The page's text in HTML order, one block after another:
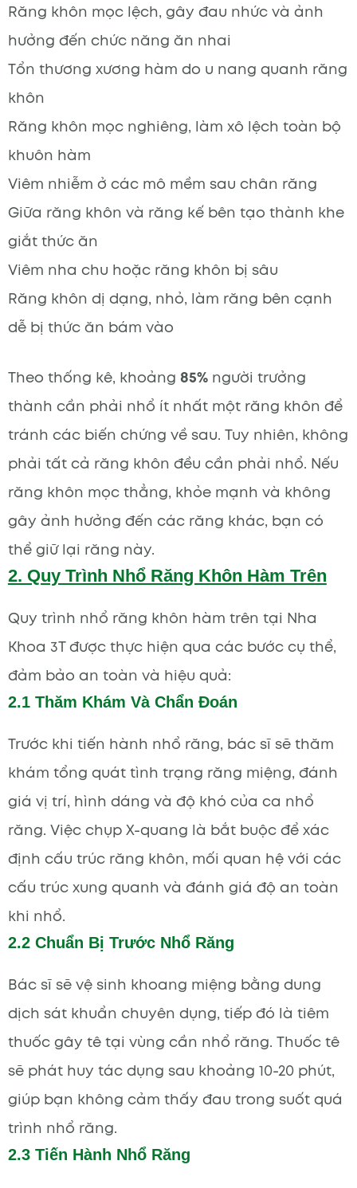
Răng khôn mọc lệch, gây đau nhức và ảnh
hưởng đến chức năng ăn nhai
Tổn thương xương hàm do u nang quanh răng
khôn
Răng khôn mọc nghiêng, làm xô lệch toàn bộ
khuôn hàm
Viêm nhiễm ở các mô mềm sau chân răng
Giữa răng khôn và răng kế bên tạo thành khe
giắt thức ăn
Viêm nha chu hoặc răng khôn bị sâu
Răng khôn dị dạng, nhỏ, làm răng bên cạnh
dễ bị thức ăn bám vào
Theo thống kê, khoảng 85%người trưởng
thành cần phải nhổ ít nhất một răng khôn để
tránh các biến chứng về sau. Tuy nhiên, không
phải tất cả răng khôn đều cần phải nhổ. Nếu
răng khôn mọc thẳng, khỏe mạnh và không
gây ảnh hưởng đến các răng khác, bạn có
thể giữ lại răng này.
2. Quy Trình Nhổ Răng Khôn Hàm Trên
Quy trình nhổ răng khôn hàm trên tại Nha
Khoa 3T được thực hiện qua các bước cụ thể,
đảm bảo an toàn và hiệu quả:
2.1 Thăm Khám Và Chẩn Đoán
Trước khi tiến hành nhổ răng, bác sĩ sẽ thăm
khám tổng quát tình trạng răng miệng, đánh
giá vị trí, hình dáng và độ khó của ca nhổ
răng. Việc chụp X-quang là bắt buộc để xác
định cấu trúc răng khôn, mối quan hệ với các
cấu trúc xung quanh và đánh giá độ an toàn
khi nhổ.
2.2 Chuẩn Bị Trước Nhổ Răng
Bác sĩ sẽ vệ sinh khoang miệng bằng dung
dịch sát khuẩn chuyên dụng, tiếp đó là tiêm
thuốc gây tê tại vùng cần nhổ răng. Thuốc tê
sẽ phát huy tác dụng sau khoảng 10-20 phút,
giúp bạn không cảm thấy đau trong suốt quá
trình nhổ răng.
2.3 Tiến Hành Nhổ Răng